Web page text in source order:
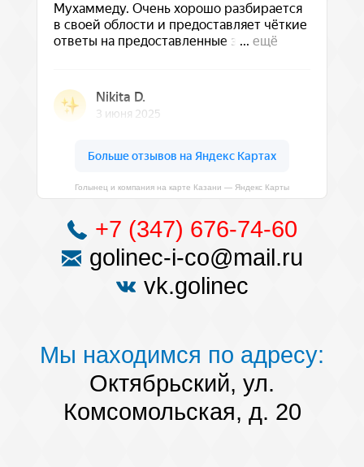
Голынец и компания на карте Казани — Яндекс Карты
+7 (347) 676-74-60
golinec-i-co@mail.ru
vk.golinec
Мы находимся по адресу:
Октябрьский, ул.
Комсомольская, д. 20